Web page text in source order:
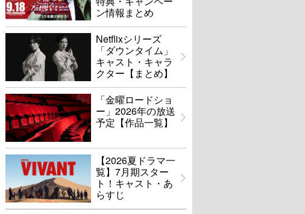
ン情報まとめ
Netflixシリーズ
「ダウンタイム」
キャスト・キャラ
クター【まとめ】
「金曜ロードショ
ー」2026年の放送
予定【作品一覧】
【2026夏ドラマ一
覧】7月期スター
ト！キャスト・あ
らすじ